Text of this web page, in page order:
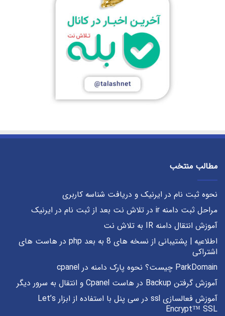
مطالب منتخب
نحوه ثبت نام در ایرنیک و دریافت شناسه کاربری
مراحل ثبت دامنه ir در تلاش نت بعد از ثبت نام در ایرنیک
آموزش انتقال دامنه IR به تلاش نت
اطلاعیه | پشتیبانی از نسخه های 8 به بعد php در هاست های
اشتراکی
ParkDomain چیست؟ نحوه پارک دامنه در cpanel
آموزش گرفتن Backup در هاست Cpanel و انتقال به سرور دیگر
آموزش فعالسازی ssl در سی پنل با استفاده از ابزار Let’s
Encrypt™ SSL